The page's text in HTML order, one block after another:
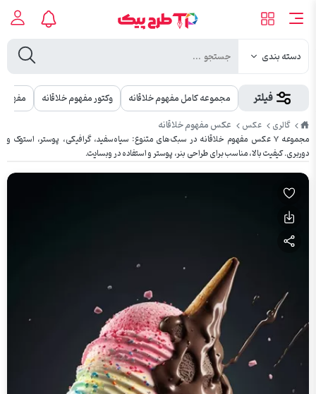
دسته بندی
فیلتر مجموعه کامل مفهوم خلاقانه وکتور مفهوم خلاقانه
مفهوم
طرح
پیک
گالری عکس عکس مفهوم خلاقانه
مجموعه ۷ عکس مفهوم خلاقانه در سبک‌های متنوع: سیاه‌سفید، گرافیکی، پوستر، استوک و
دوربری. کیفیت بالا، مناسب برای طراحی بنر، پوستر و استفاده در وبسایت.